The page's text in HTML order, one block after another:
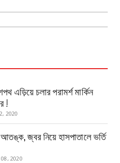
14, 2019
এড়িয়ে চলার পরামর্শ মার্কিন
!
2020
আতঙ্ক, জ্বর নিয়ে হাসপাতালে ভর্তি
2020